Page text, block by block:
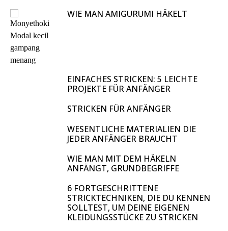
WIE MAN AMIGURUMI HÄKELT
EINFACHES STRICKEN: 5 LEICHTE
PROJEKTE FÜR ANFÄNGER
STRICKEN FÜR ANFÄNGER
WESENTLICHE MATERIALIEN DIE
JEDER ANFÄNGER BRAUCHT
WIE MAN MIT DEM HÄKELN
ANFÄNGT, GRUNDBEGRIFFE
6 FORTGESCHRITTENE
STRICKTECHNIKEN, DIE DU KENNEN
SOLLTEST, UM DEINE EIGENEN
KLEIDUNGSSTÜCKE ZU STRICKEN